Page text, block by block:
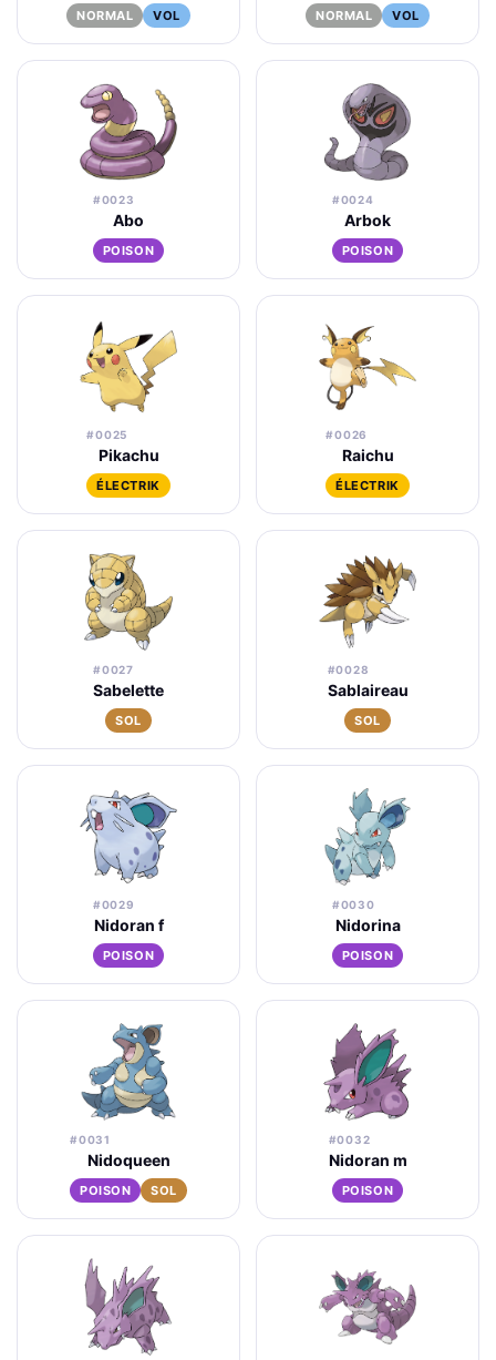
NORMAL VOL NORMAL VOL
#0023
Abo
POISON
#0024
Arbok
POISON
#0025
Pikachu
ÉLECTRIK
#0026
Raichu
ÉLECTRIK
#0027
Sabelette
SOL
#0028
Sablaireau
SOL
#0029
Nidoran f
POISON
#0030
Nidorina
POISON
#0031
Nidoqueen
POISON SOL
#0032
Nidoran m
POISON